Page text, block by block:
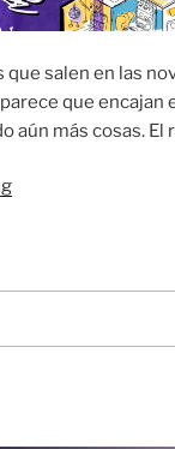
que salen en las
que encajan
aún más cosas.
“Portada